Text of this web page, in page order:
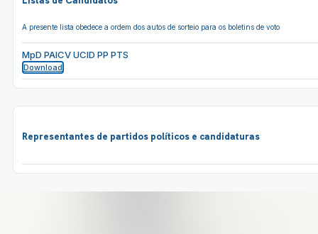
A presente lista obedece a ordem dos autos de sorteio para os boletins de voto
MpD PAICV UCID PP PTS
Download
Representantes de partidos políticos e candidaturas